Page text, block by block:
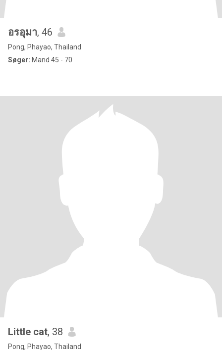
อรอุมา, 46
Pong, Phayao, Thailand
Søger: Mand 45 - 70
Little cat, 38
Pong, Phayao, Thailand